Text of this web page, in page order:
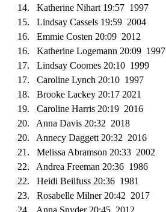
14. Katherine Nihart 19:57 1997
15. Lindsay Cassels 19:59 2004
16. Emmie Costen 20:09 2012
16. Katherine Logemann 20:09 1997
1 7. Lindsay Coomes 20:10 1999
17. Caroline Lynch 20:10 1997
18. Brooke Lackey 20:17 2021
19. Caroline Harris 20:19 2016
20. Anna Davis 20:32 2018
20. Annecy Daggett 20:32 2016
21. Melissa Abramson 20:33 2002
22. Andrea Freeman 20:36 1986
22. Heidi Beilfuss 20:36 1981
23. Rosabelle Milner 20:42 2017
24. Anna Snyder 20:45 2012